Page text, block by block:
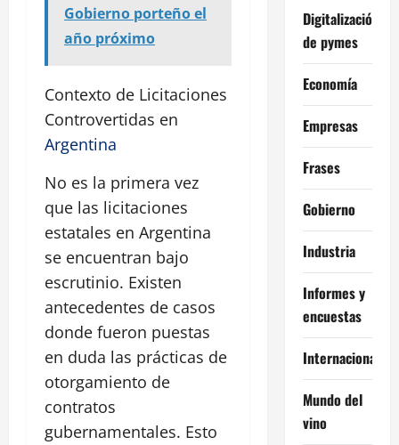
Gobierno porteño el
año próximo
Contexto de Licitaciones
Controvertidas en
Argentina
No es la primera vez
que las licitaciones
estatales en Argentina
se encuentran bajo
escrutinio. Existen
antecedentes de casos
donde fueron puestas
en duda las prácticas de
otorgamiento de
contratos
gubernamentales. Esto
Digitalización
de pymes
Economía
Empresas
Frases
Gobierno
Industria
Informes y
encuestas
Internacional
Mundo del
vino